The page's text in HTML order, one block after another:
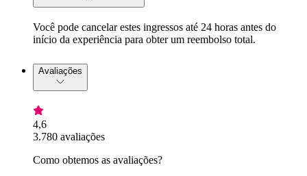
Você pode cancelar estes ingressos até 24 horas antes do
início da experiência para obter um reembolso total.
Avaliações
4,6
3.780 avaliações
Como obtemos as avaliações?